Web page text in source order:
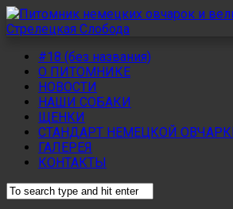
#18 (без названия)
О ПИТОМНИКЕ
НОВОСТИ
НАШИ СОБАКИ
ЩЕНКИ
СТАНДАРТ НЕМЕЦКОЙ
ГАЛЕРЕЯ
КОНТАКТЫ